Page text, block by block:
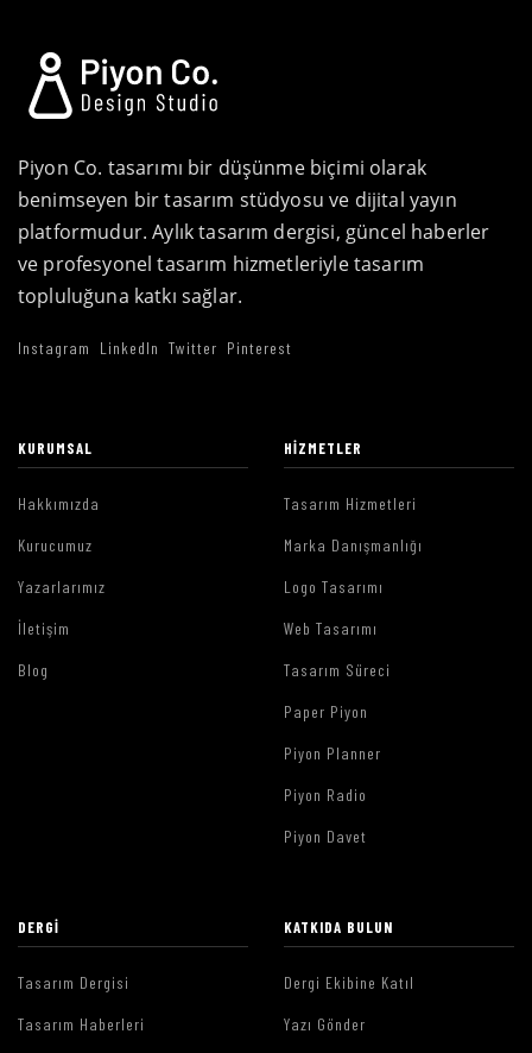
Piyon Co. tasarımı bir düşünme biçimi olarak
benimseyen bir tasarım stüdyosu ve dijital yayın
platformudur. Aylık tasarım dergisi, güncel haberler
ve profesyonel tasarım hizmetleriyle tasarım
topluluğuna katkı sağlar.
Instagram LinkedIn Twitter Pinterest
KURUMSAL
Hakkımızda
Kurucumuz
Yazarlarımız
İletişim
Blog
HIZMETLER
Tasarım Hizmetleri
Marka Danışmanlığı
Logo Tasarımı
Web Tasarımı
Tasarım Süreci
Paper Piyon
Piyon Planner
Piyon Radio
Piyon Davet
DERGI
Tasarım Dergisi
Tasarım Haberleri
KATKIDA BULUN
Dergi Ekibine Katıl
Yazı Gönder